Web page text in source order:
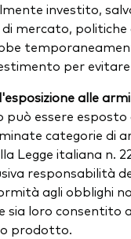
investito,
mercato, politiche
per
alle
essere
categorie di
Legge italiana n.
responsabilità
agli obblighi
sia loro consentito
prodotto.